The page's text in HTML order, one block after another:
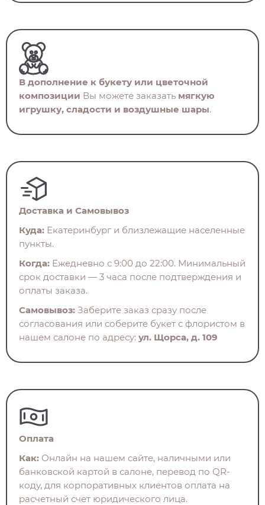
В дополнение к букету или цветочной
композиции Вы можете заказать мягкую
игрушку, сладости и воздушные шары.
Доставка и Самовывоз
Куда: Екатеринбург и близлежащие населенные
пункты.
Когда: Ежедневно с 9:00 до 22:00. Минимальный
срок доставки — 3 часа после подтверждения и
оплаты заказа.
Самовывоз: Заберите заказ сразу после
согласования или соберите букет с флористом в
нашем салоне по адресу: ул. Щорса, д. 109
Оплата
Как: Онлайн на нашем сайте, наличными или
банковской картой в салоне, перевод по QR-
коду, для корпоративных клиентов оплата на
расчетный счет юридического лица.